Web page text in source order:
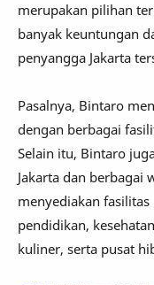
merupakan pilihan
banyak keuntungan
penyangga Jakarta
Pasalnya, Bintaro
dengan berbagai
Selain itu, Bintaro
Jakarta dan berbagai
menyediakan
pendidikan,
kuliner, serta pusat